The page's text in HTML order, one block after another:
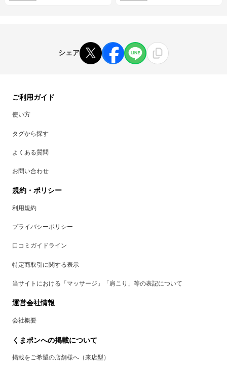
シェア
ご利用ガイド
使い方
タグから探す
よくある質問
お問い合わせ
規約・ポリシー
利用規約
プライバシーポリシー
口コミガイドライン
特定商取引に関する表示
当サイトにおける「マッサージ」「肩こり」等の表記について
運営会社情報
会社概要
くまポンへの掲載について
掲載をご希望の店舗様へ（来店型）